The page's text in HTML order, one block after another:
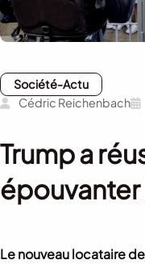
Société-Actu
Cédric Reichenbach
Trump a
Le nouveau locataire